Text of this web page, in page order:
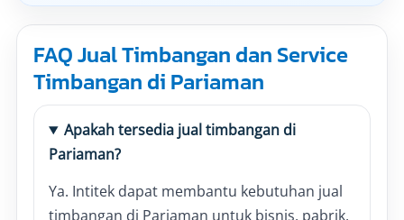
FAQ Jual Timbangan dan Service
Timbangan di Pariaman
Apakah tersedia jual timbangan di
Pariaman?
Ya. Intitek dapat membantu kebutuhan jual
timbangan di Pariaman untuk bisnis, pabrik,